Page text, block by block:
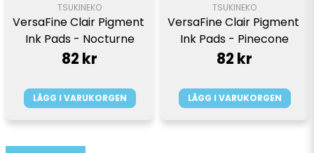
TSUKINEKO
VersaFine Clair Pigment
Ink Pads - Nocturne
82 kr
LÄGG I VARUKORGEN
TSUKINEKO
VersaFine Clair Pigment
Ink Pads - Pinecone
82 kr
LÄGG I VARUKORGEN